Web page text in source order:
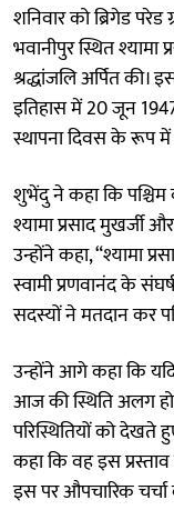
शनिवार को ब्रिगेड
भवानीपुर स्थित
श्रद्धांजलि अर्पित
इतिहास में 20 जून
स्थापना दिवस के रूप में
शुभेंदु ने कहा कि पश्चिम
श्यामा प्रसाद मुखर्जी
उन्होंने कहा, “श्यामा
स्वामी प्रणवानंद के
सदस्यों ने मतदान कर
उन्होंने आगे कहा कि यदि
आज की स्थिति अलग
परिस्थितियों को देखते
कहा कि वह इस
इस पर औपचारिक चर्चा